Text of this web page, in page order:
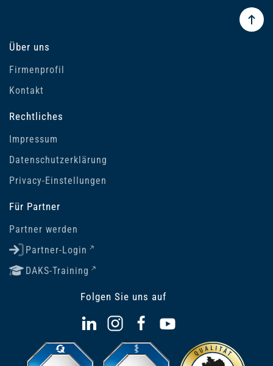
Über uns
Firmenprofil
Kontakt
Rechtliches
Impressum
Datenschutzerklärung
Privacy-Einstellungen
Für Partner
Partner werden
Partner-Login
DAKS-Training
Folgen Sie uns auf